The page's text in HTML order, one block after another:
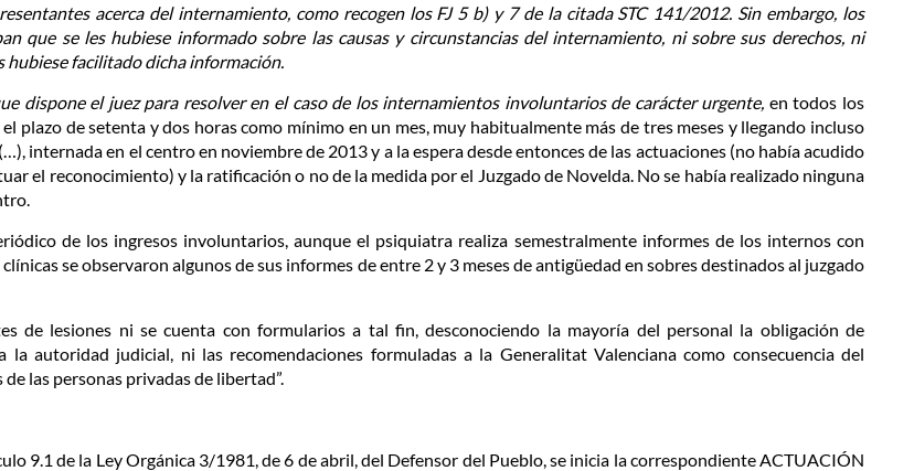
acerca del internamiento, como recogen los FJ 5 b) y 7 de la citada STC 141/2012. Sin embargo, los
que se les hubiese informado sobre las causas y circunstancias del internamiento, ni sobre sus derechos, ni
hubiese facilitado dicha información.
dispone el juez para resolver en el caso de los internamientos involuntarios de carácter urgente, en todos los
plazo de setenta y dos horas como mínimo en un mes, muy habitualmente más de tres meses y llegando incluso
internada en el centro en noviembre de 2013 y a la espera desde entonces de las actuaciones (no había acudido
el reconocimiento) y la ratificación o no de la medida por el Juzgado de Novelda. No se había realizado ninguna
de los ingresos involuntarios, aunque el psiquiatra realiza semestralmente informes de los internos con
se observaron algunos de sus informes de entre 2 y 3 meses de antigüedad en sobres destinados al juzgado
de lesiones ni se cuenta con formularios a tal fin, desconociendo la mayoría del personal la obligación de
la autoridad judicial, ni las recomendaciones formuladas a la Generalitat Valenciana como consecuencia del
las personas privadas de libertad”.
9.1 de la Ley Orgánica 3/1981, de 6 de abril, del Defensor del Pueblo, se inicia la correspondiente ACTUACIÓN